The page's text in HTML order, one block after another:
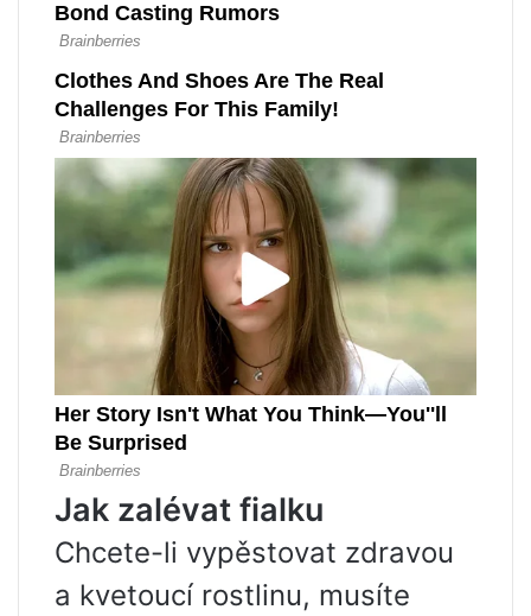
Jak zalévat fialku
Chcete-li vypěstovat zdravou
a kvetoucí rostlinu, musíte